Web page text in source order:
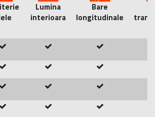
Lumina
interioara
Bare
longitudinale